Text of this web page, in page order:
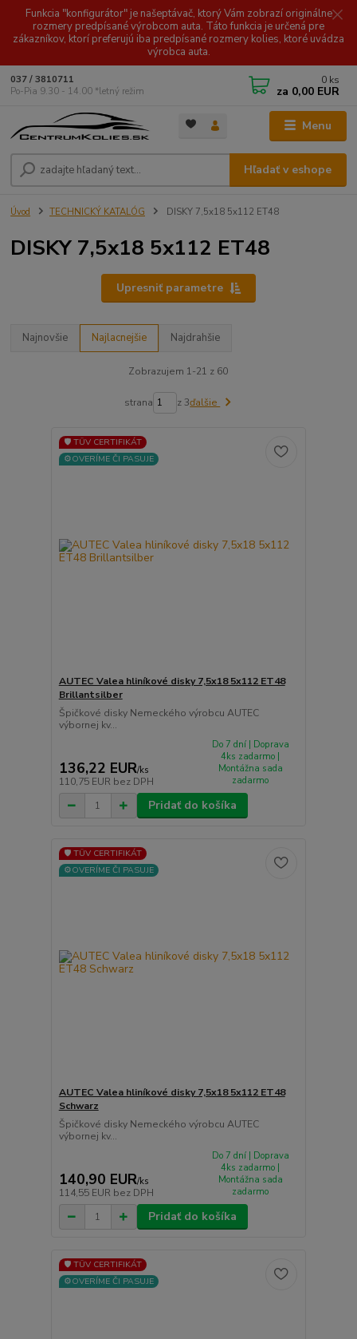
Funkcia "konfigurátor" je našeptávač, ktorý Vám zobrazí originálne
rozmery predpísané výrobcom auta. Táto funkcia je určená pre
zákazníkov, ktorí preferujú iba predpísané rozmery kolies, ktoré uvádza
výrobca auta.
Menu
Hľadať v eshope
037 / 3810711
Po-Pia 9.30 - 14.00 *letný režim
0 ks
za 0,00 EUR
Úvod TECHNICKÝ KATALÓG DISKY 7,5x18 5x112 ET48
DISKY 7,5x18 5x112 ET48
Upresniť parametre
Najnovšie Najlacnejšie Najdrahšie
Zobrazujem 1-21 z 60
strana z 3ďalšie
🛡️ TÜV CERTIFIKÁT
⚙️OVERÍME ČI PASUJE
AUTEC Valea hliníkové disky 7,5x18 5x112 ET48
Brillantsilber
Špičkové disky Nemeckého výrobcu AUTEC
výbornej kv...
136,22 EUR/ks
110,75 EUR bez DPH
Do 7 dní | Doprava
4ks zadarmo |
Montážna sada
zadarmo
Pridať do košíka
🛡️ TÜV CERTIFIKÁT
⚙️OVERÍME ČI PASUJE
AUTEC Valea hliníkové disky 7,5x18 5x112 ET48
Schwarz
Špičkové disky Nemeckého výrobcu AUTEC
výbornej kv...
140,90 EUR/ks
114,55 EUR bez DPH
Do 7 dní | Doprava
4ks zadarmo |
Montážna sada
zadarmo
Pridať do košíka
🛡️ TÜV CERTIFIKÁT
⚙️OVERÍME ČI PASUJE